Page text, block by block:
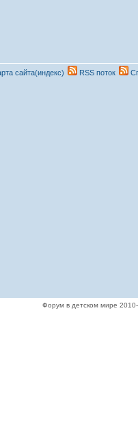
сайта(индекс) RSS поток
Форум в детском мире